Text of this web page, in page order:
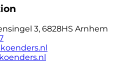
3, 6828HS Arnhem